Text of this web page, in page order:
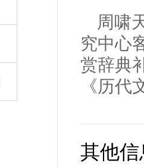
周啸
究中心
赏辞典
《历代
其他信